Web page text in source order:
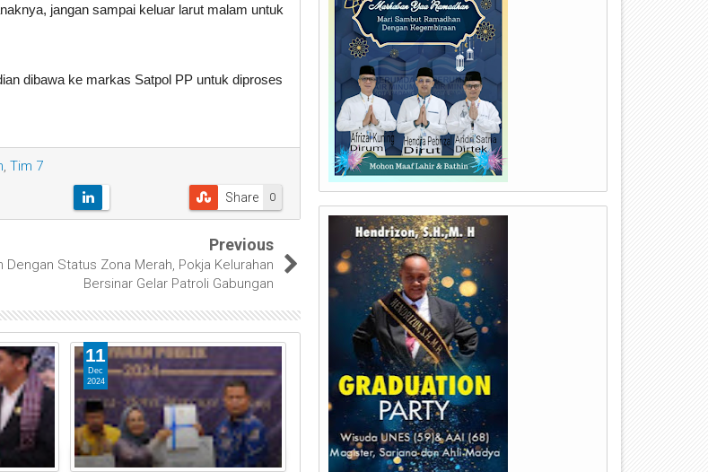
jangan sampai keluar larut malam untuk
dibawa ke markas Satpol PP untuk diproses
, Tim 7
0
Share
Previous
Dengan Status Zona Merah, Pokja Kelurahan
Bersinar Gelar Patroli Gabungan
11
Dec
2024